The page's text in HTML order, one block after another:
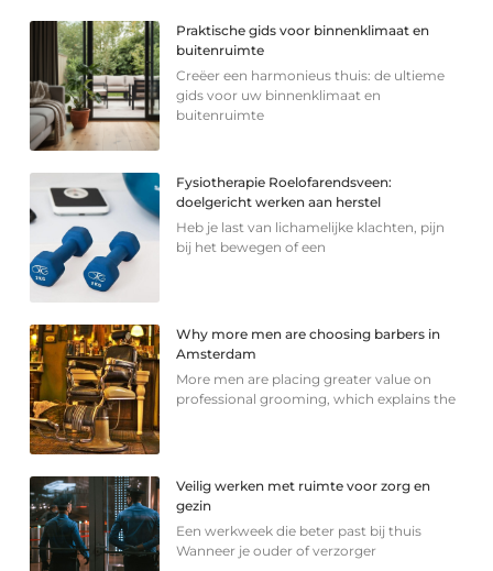
Praktische gids voor binnenklimaat en
buitenruimte
Creëer een harmonieus thuis: de ultieme
gids voor uw binnenklimaat en
buitenruimte
Fysiotherapie Roelofarendsveen:
doelgericht werken aan herstel
Heb je last van lichamelijke klachten, pijn
bij het bewegen of een
Why more men are choosing barbers in
Amsterdam
More men are placing greater value on
professional grooming, which explains the
Veilig werken met ruimte voor zorg en
gezin
Een werkweek die beter past bij thuis
Wanneer je ouder of verzorger